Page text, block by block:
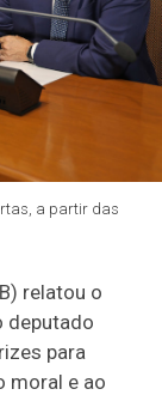
a partir das
relatou o
deputado
para
moral e ao